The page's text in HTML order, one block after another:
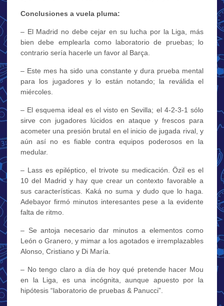
Conclusiones a vuela pluma:
– El Madrid no debe cejar en su lucha por la Liga, más
bien debe emplearla como laboratorio de pruebas; lo
contrario sería hacerle un favor al Barça.
– Este mes ha sido una constante y dura prueba mental
para los jugadores y lo están notando; la reválida el
miércoles.
– El esquema ideal es el visto en Sevilla; el 4-2-3-1 sólo
sirve con jugadores lúcidos en ataque y frescos para
acometer una presión brutal en el inicio de jugada rival, y
aún así no es fiable contra equipos poderosos en la
medular.
– Lass es epiléptico, el trivote su medicación. Özil es el
10 del Madrid y hay que crear un contexto favorable a
sus características. Kaká no suma y dudo que lo haga.
Adebayor firmó minutos interesantes pese a la evidente
falta de ritmo.
– Se antoja necesario dar minutos a elementos como
León o Granero, y mimar a los agotados e irremplazables
Alonso, Cristiano y Di María.
– No tengo claro a día de hoy qué pretende hacer Mou
en la Liga, es una incógnita, aunque apuesto por la
hipótesis “laboratorio de pruebas & Panucci”.